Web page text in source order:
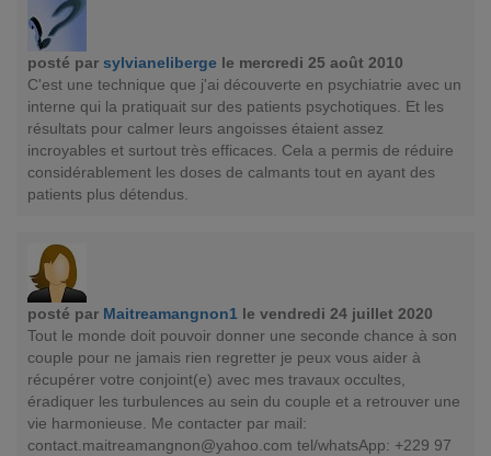
posté par sylvianeliberge le mercredi 25 août 2010
C'est une technique que j'ai découverte en psychiatrie avec un
interne qui la pratiquait sur des patients psychotiques. Et les
résultats pour calmer leurs angoisses étaient assez
incroyables et surtout très efficaces. Cela a permis de réduire
considérablement les doses de calmants tout en ayant des
patients plus détendus.
posté par Maitreamangnon1 le vendredi 24 juillet 2020
Tout le monde doit pouvoir donner une seconde chance à son
couple pour ne jamais rien regretter je peux vous aider à
récupérer votre conjoint(e) avec mes travaux occultes,
éradiquer les turbulences au sein du couple et a retrouver une
vie harmonieuse. Me contacter par mail:
contact.maitreamangnon@yahoo.com tel/whatsApp: +229 97